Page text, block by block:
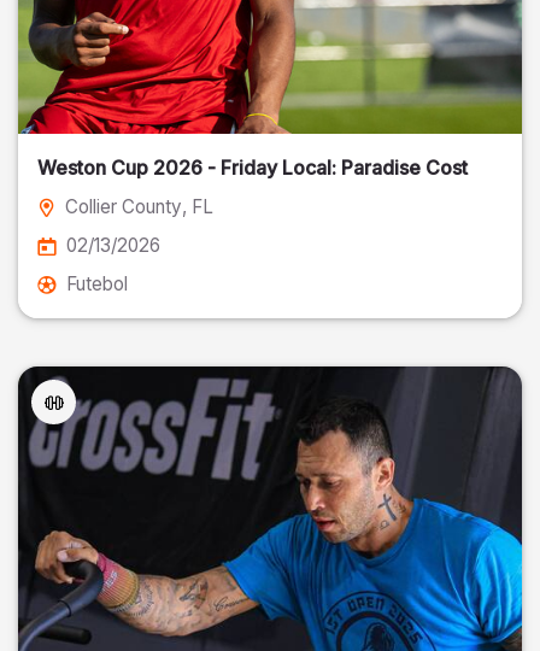
Weston Cup 2026 - Friday Local: Paradise Cost
Collier County, FL
02/13/2026
Futebol